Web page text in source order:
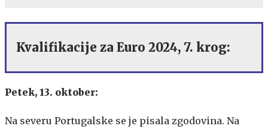
Kvalifikacije za Euro 2024, 7. krog:
Petek, 13. oktober:
Na severu Portugalske se je pisala zgodovina. Na